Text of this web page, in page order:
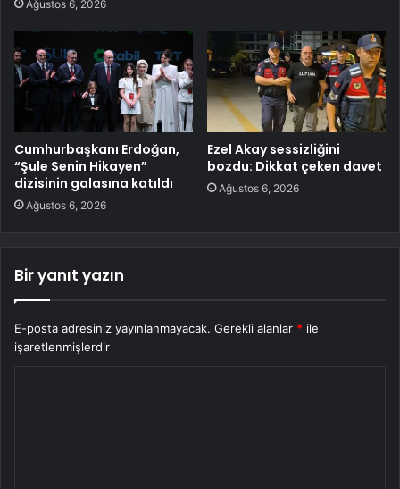
Ağustos 6, 2026
Cumhurbaşkanı Erdoğan,
“Şule Senin Hikayen”
dizisinin galasına katıldı
Ağustos 6, 2026
Ezel Akay sessizliğini
bozdu: Dikkat çeken davet
Ağustos 6, 2026
Bir yanıt yazın
E-posta adresiniz yayınlanmayacak. Gerekli alanlar * ile
işaretlenmişlerdir